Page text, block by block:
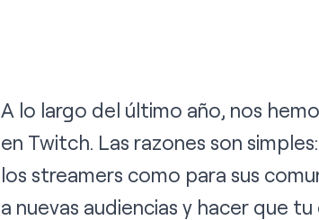
A lo largo del último año, nos
en Twitch. Las razones son
los streamers como para sus
a nuevas audiencias y hacer que